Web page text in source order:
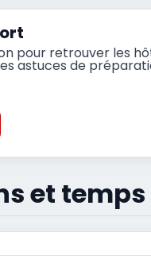
pour retrouver les
astuces de
et